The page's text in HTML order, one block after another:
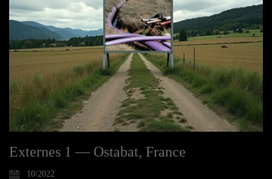
Externes 1 — Ostabat, France
10/2022